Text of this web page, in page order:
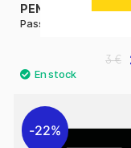
PEN STORE
Passe-partout Noir
3 €
22%